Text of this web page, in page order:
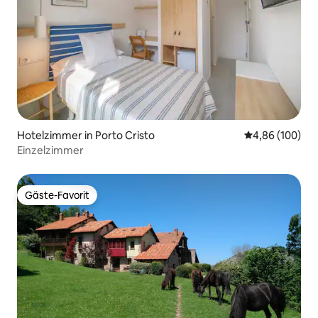
Hotelzimmer in Porto Cristo
4,86 (100)
Einzelzimmer
Gäste-Favorit
Gäste-Favorit